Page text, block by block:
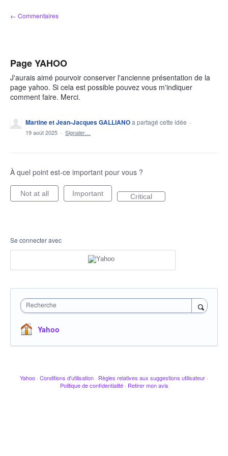
Aller
au
← Commentaires
Page YAHOO
J'aurais aimé pourvoir conserver l'ancienne présentation de la
page yahoo. Si cela est possible pouvez vous m'indiquer
comment faire. Merci.
Martine et Jean-Jacques GALLIANOa partagé cette idée ·
19 août 2025 · Signaler…
À quel point est-ce important pour vous ?
Not at all Important Critical
Se connecter avec
Recherche
Yahoo
Yahoo · Conditions d'utilisation · Règles relatives aux suggestions utilisateur ·
Politique de confidentialité · Retirer mon avis